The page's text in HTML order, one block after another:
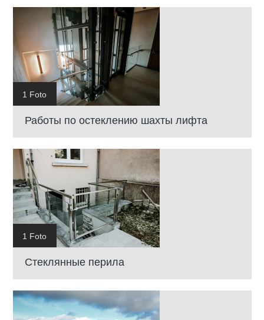
1 Foto
Работы по остеклению шахты лифта
1 Foto
Стеклянные перила